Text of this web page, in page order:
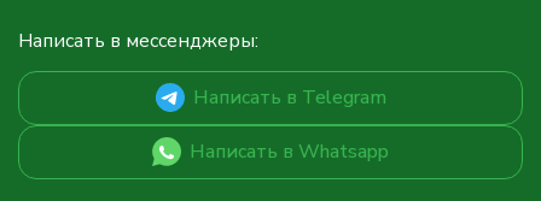
Написать в мессенджеры:
Написать в Telegram
Написать в Whatsapp